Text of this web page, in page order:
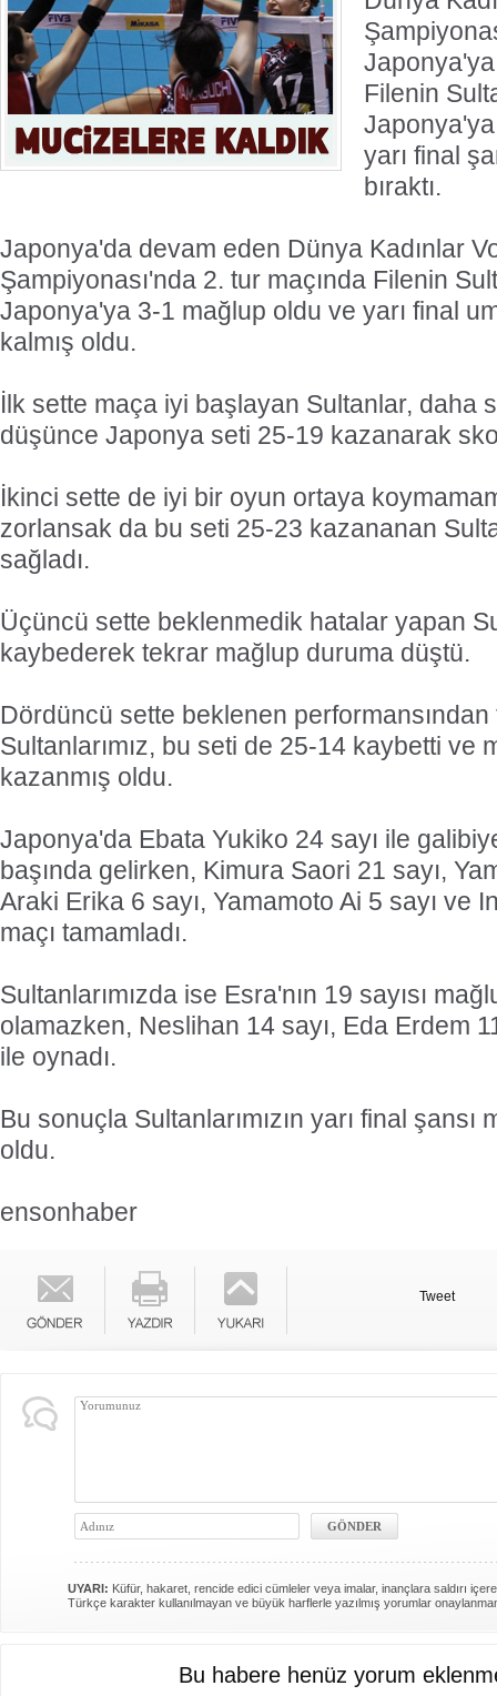
Filenin
yarı final
bıraktı.
Japonya'da devam eden Dünya Kadınlar
Şampiyonası'nda 2. tur maçında Filenin
Japonya'ya 3-1 mağlup oldu ve yarı final
kalmış oldu.
İlk sette maça iyi başlayan Sultanlar, daha
düşünce Japonya seti 25-19 kazanarak
İkinci sette de iyi bir oyun ortaya
zorlansak da bu seti 25-23 kazananan
sağladı.
Üçüncü sette beklenmedik hatalar yapan
kaybederek tekrar mağlup duruma düştü.
Dördüncü sette beklenen
Sultanlarımız, bu seti de 25-14 kaybetti ve
kazanmış oldu.
Japonya'da Ebata Yukiko 24 sayı ile
başında gelirken, Kimura Saori 21 sayı,
Araki Erika 6 sayı, Yamamoto Ai 5 sayı ve
maçı tamamladı.
Sultanlarımızda ise Esra'nın 19 sayısı
olamazken, Neslihan 14 sayı, Eda Erdem
ile oynadı.
Bu sonuçla Sultanlarımızın yarı final şansı
oldu.
ensonhaber
Tweet
UYARI: Küfür, hakaret, rencide edici cümleler veya imalar, inançlara saldırı
Türkçe karakter kullanılmayan ve büyük harflerle yazılmış yorumlar
Bu habere henüz yorum